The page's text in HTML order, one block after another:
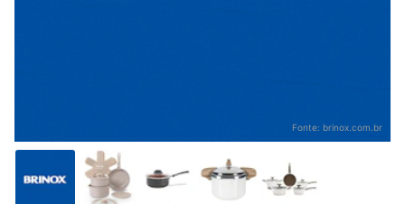
Fonte: brinox.com.br